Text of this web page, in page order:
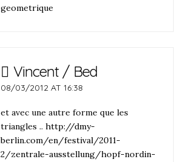
geometrique
Vincent / Bed
08/03/2012 AT 16:38
et avec une autre forme que les
triangles ..http://dmy-
berlin.com/en/festival/2011-
2/zentrale-ausstellung/hopf-nordin-